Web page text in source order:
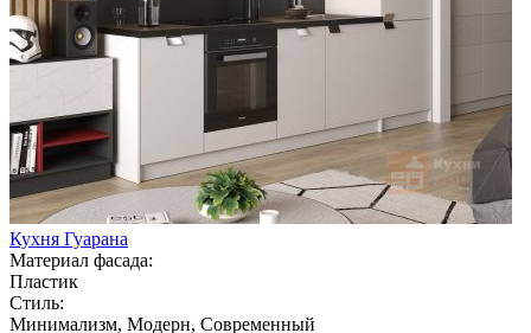
Кухня Гуарана
Материал фасада:
Пластик
Стиль:
Минимализм, Модерн, Современный